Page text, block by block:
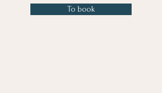
To book